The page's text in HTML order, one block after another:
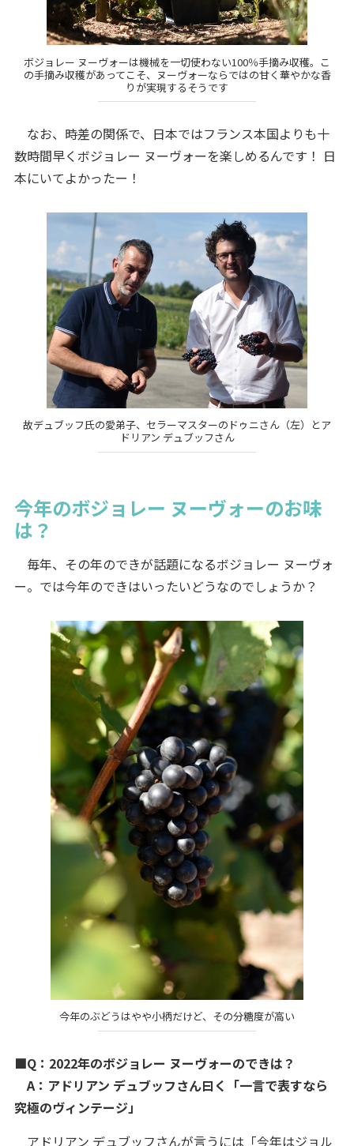
ボジョレー ヌーヴォーは機械を一切使わない100％手摘み収穫。こ
の手摘み収穫があってこそ、ヌーヴォーならではの甘く華やかな香
りが実現するそうです
なお、時差の関係で、日本ではフランス本国よりも十
数時間早くボジョレー ヌーヴォーを楽しめるんです！ 日
本にいてよかったー！
故デュブッフ氏の愛弟子、セラーマスターのドゥニさん（左）とア
ドリアン デュブッフさん
今年のボジョレー ヌーヴォーのお味
は？
毎年、その年のできが話題になるボジョレー ヌーヴォ
ー。では今年のできはいったいどうなのでしょうか？
今年のぶどうはやや小柄だけど、その分糖度が高い
■Q：2022年のボジョレー ヌーヴォーのできは？
A：アドリアン デュブッフさん曰く「一言で表すなら
究極のヴィンテージ」
アドリアン デュブッフさんが言うには「今年はジョル